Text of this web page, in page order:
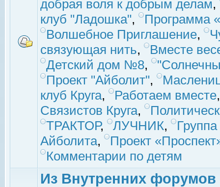
добрая воля к добрым делам,
клуб "Ладошка",
Программа
Волшебное Приглашение,
связующая нить,
Вместе
Детский дом №8,
Проект "Айболит",
клуб Круга, Работаем вместе
Связистов Круга,
ТРАКТОР, ЛУЧНИК,
Айболита,
Проект
Комментарии по детям
Из Внутренних форумов